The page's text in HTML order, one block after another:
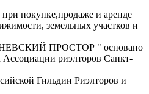
при покупке,продаже и аренде
земельных участков и
НЕВСКИЙ ПРОСТОР " основано
Ассоциации риэлторов Санкт-
Гильдии Риэлторов и